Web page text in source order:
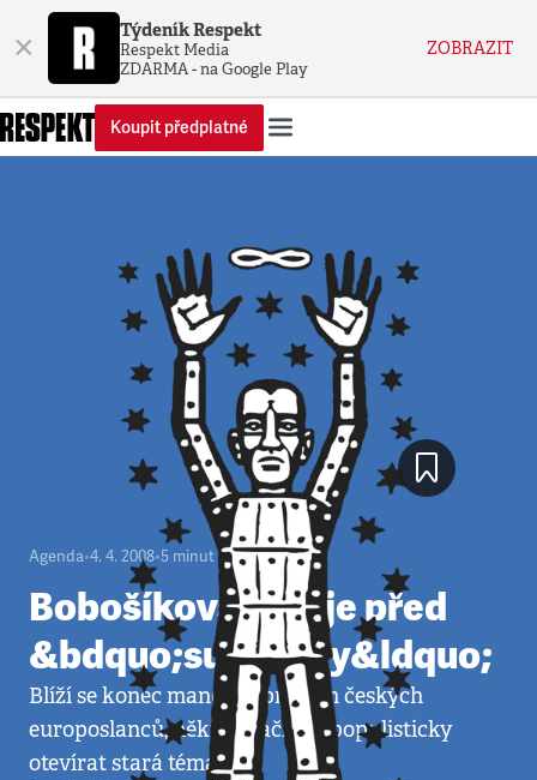
× Týdeník Respekt
Respekt Media
ZDARMA - na Google Play
ZOBRAZIT
Koupit předplatné
Agenda•4. 4. 2008•5 minut
Bobošíková varuje před
&bdquo;sudeťáky&ldquo;
Blíží se konec mandátu prvních českých
europoslanců, někteří začínají populisticky
otevírat stará témata.